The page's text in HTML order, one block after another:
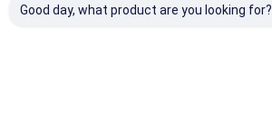
Good day, what product are you looking for?